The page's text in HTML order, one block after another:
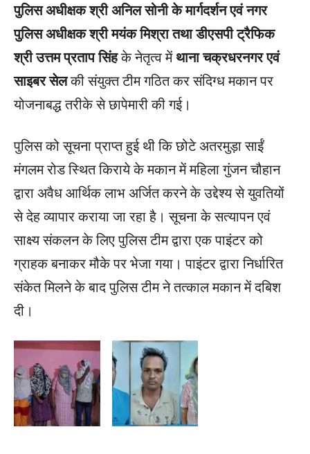
पुलिस अधीक्षक श्री अनिल सोनी के मार्गदर्शन एवं नगर
पुलिस अधीक्षक श्री मयंक मिश्रा तथा डीएसपी ट्रैफिक
श्री उत्तम प्रताप सिंहके नेतृत्व मेंथाना चक्रधरनगर एवं
साइबर सेलकी संयुक्त टीम गठित कर संदिग्ध मकान पर
योजनाबद्ध तरीके से छापेमारी की गई।
पुलिस को सूचना प्राप्त हुई थी कि छोटे अतरमुड़ा साईं
मंगलम रोड स्थित किराये के मकान में महिला गुंजन चौहान
द्वारा अवैध आर्थिक लाभ अर्जित करने के उद्देश्य से युवतियों
से देह व्यापार कराया जा रहा है। सूचना के सत्यापन एवं
साक्ष्य संकलन के लिए पुलिस टीम द्वारा एक पाइंटर को
ग्राहक बनाकर मौके पर भेजा गया। पाइंटर द्वारा निर्धारित
संकेत मिलने के बाद पुलिस टीम ने तत्काल मकान में दबिश
दी।